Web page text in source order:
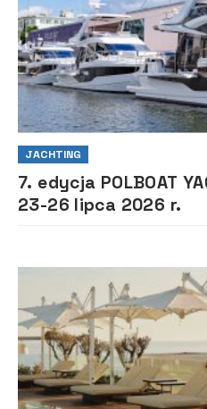
JACHTING
7. edycja POLBOAT
23-26 lipca 2026 r.